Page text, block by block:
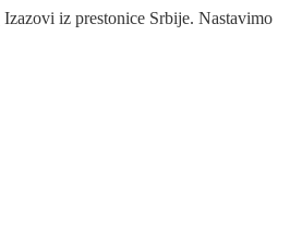
Izazovi iz prestonice Srbije. Nastavimo